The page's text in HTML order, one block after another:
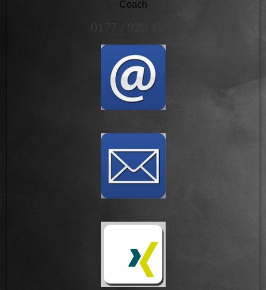
Coach
0177 / 929 1162